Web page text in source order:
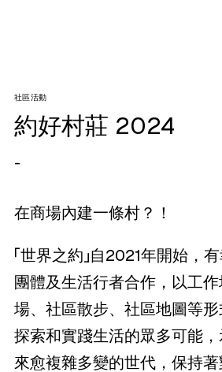
社區活動
約好村莊 2024
-
在商場內建一條村？！
「世界之約」自2021年開始，
團體及生活行者合作，以工
場、社區散步、社區地圖等
探索和實踐生活的眾多可能
來愈複雜多變的世代，保持